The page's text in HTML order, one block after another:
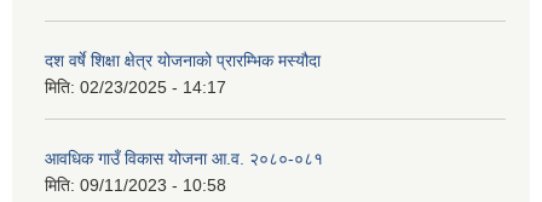
दश वर्षे शिक्षा क्षेत्र योजनाको प्रारम्भिक मस्यौदा
मिति: 02/23/2025 - 14:17
आवधिक गाउँ विकास योजना आ.व. २०८०-०८१
मिति: 09/11/2023 - 10:58